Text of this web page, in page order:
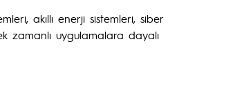
akıllı enerji sistemleri, siber
zamanlı uygulamalara dayalı